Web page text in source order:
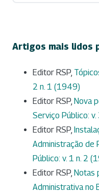
Artigos mais lidos
Editor RSP,
2 n. 1 (1949)
Editor RSP, Nova
Serviço Público:
Editor RSP,
Administração de
Público: v. 1 n. 2
Editor RSP, Notas
Administrativa no